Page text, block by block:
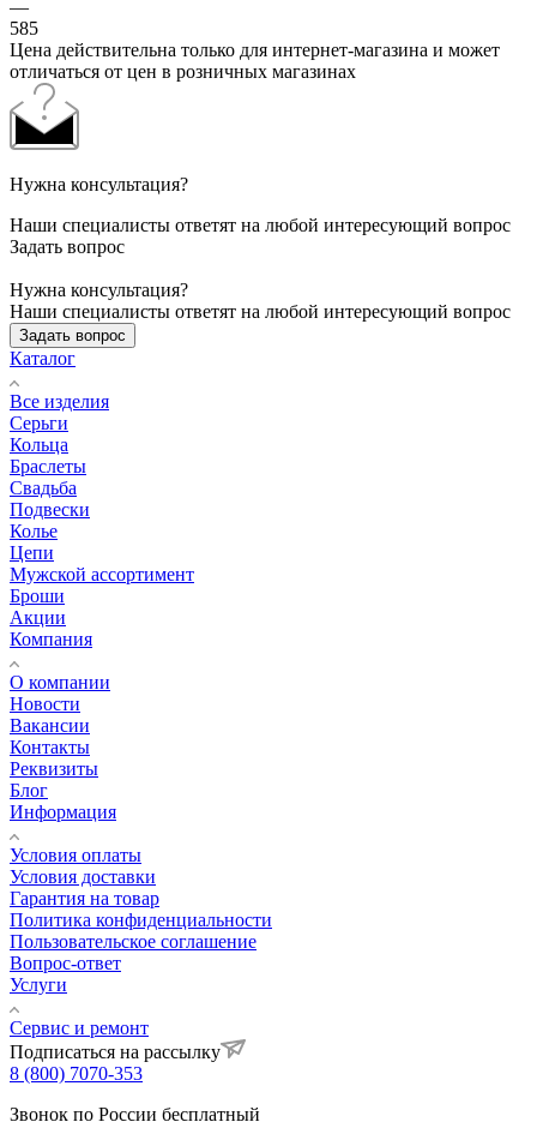
—
585
Цена действительна только для интернет-магазина и может
отличаться от цен в розничных магазинах
Нужна консультация?
Наши специалисты ответят на любой интересующий вопрос
Задать вопрос
Нужна консультация?
Наши специалисты ответят на любой интересующий вопрос
Задать вопрос
Каталог
Все изделия
Серьги
Кольца
Браслеты
Свадьба
Подвески
Колье
Цепи
Мужской ассортимент
Броши
Акции
Компания
О компании
Новости
Вакансии
Контакты
Реквизиты
Блог
Информация
Условия оплаты
Условия доставки
Гарантия на товар
Политика конфиденциальности
Пользовательское соглашение
Вопрос-ответ
Услуги
Сервис и ремонт
Подписаться на рассылку
8 (800) 7070-353
Звонок по России бесплатный